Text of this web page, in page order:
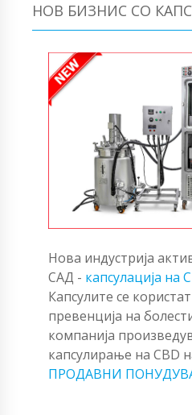
НОВ БИЗНИС СО
Нова индустрија
САД - капсулација на
Капсулите се
превенција на
компанија
капсулирање на CBD
ПРОДАВНИ